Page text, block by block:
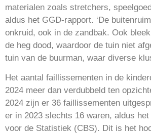
materialen zoals stretchers,
aldus het GGD-rapport. ‘De
onkruid, ook in de zandbak. Ook
de heg dood, waardoor de tuin niet
tuin van de buurman, waar diverse
Het aantal faillissementen in de
2024 meer dan verdubbeld ten
2024 zijn er 36 faillissementen
er in 2023 slechts 16 waren, aldus
voor de Statistiek (CBS). Dit is het